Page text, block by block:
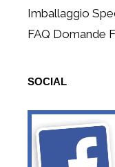
Imballaggio
FAQ Domande
SOCIAL